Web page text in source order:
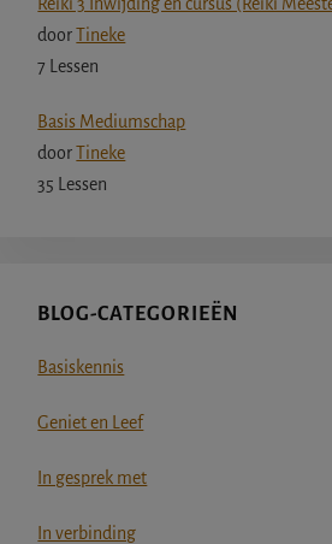
doorTineke
7 Lessen
Basis Mediumschap
doorTineke
35 Lessen
BLOG-CATEGORIEËN
Basiskennis
Geniet en Leef
In gesprek met
In verbinding